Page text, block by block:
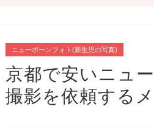
ニューボーンフォト(新生児の写真)
京都で安いニュ
撮影を依頼する